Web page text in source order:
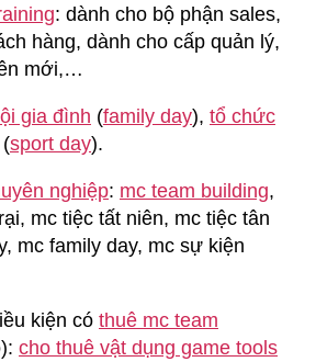
: dành cho bộ phận sales,
hàng, dành cho cấp quản lý,
mới,…
gia đình (family day), tổ chức
(sport day).
nghiệp: mc team building,
mc tiệc tất niên, mc tiệc tân
mc family day, mc sự kiện
kiện có thuê mc team
cho thuê vật dụng game tools